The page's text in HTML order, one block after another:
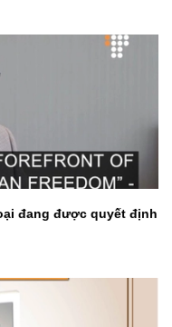
đang được quyết định